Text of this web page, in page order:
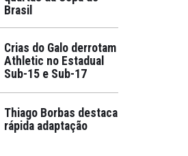
Brasil
Crias do Galo derrotam
Athletic no Estadual
Sub-15 e Sub-17
Thiago Borbas destaca
rápida adaptação